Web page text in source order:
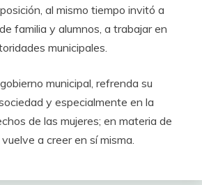
al mismo tiempo invitó a
familia y alumnos, a trabajar en
municipales.
municipal, refrenda su
y especialmente en la
de las mujeres; en materia de
a creer en sí misma.